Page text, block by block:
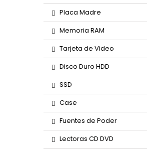
Placa Madre
Memoria RAM
Tarjeta de Video
Disco Duro HDD
SSD
Case
Fuentes de Poder
Lectoras CD DVD